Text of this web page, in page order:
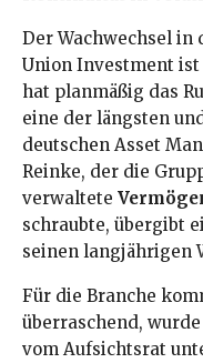
Der Wachwechsel
Union Investment
hat planmäßig das
eine der längsten
deutschen Asset
Reinke, der die
verwaltete
schraubte, übergibt
seinen langjährigen
Für die Branche
überraschend,
vom Aufsichtsrat